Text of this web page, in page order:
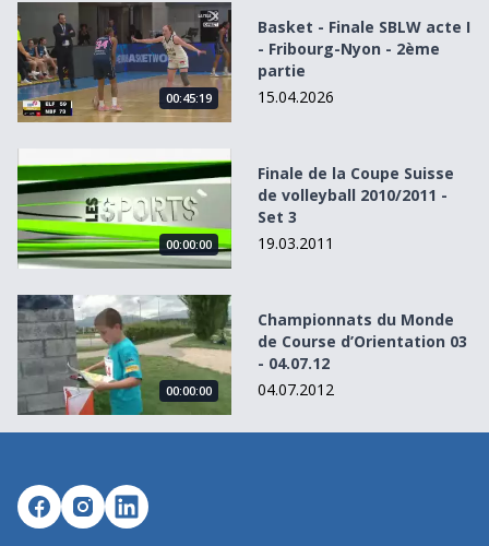
Basket - Finale SBLW acte I - Fribourg-Nyon - 2ème partie
00:45:19
Basket - Finale SBLW acte I
- Fribourg-Nyon - 2ème
partie
15.04.2026
Finale de la Coupe Suisse de volleyball 2010/2011 - Set 3
00:00:00
Finale de la Coupe Suisse
de volleyball 2010/2011 -
Set 3
19.03.2011
Championnats du Monde de Course d’Orientation 03 -
00:00:00
Championnats du Monde
de Course d’Orientation 03
- 04.07.12
04.07.2012